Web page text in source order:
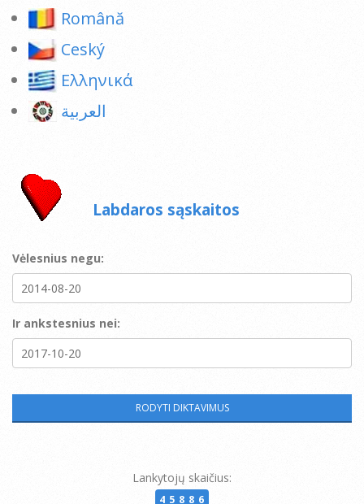
Română
Ceský
Ελληνικά
العربية
Labdaros sąskaitos
Vėlesnius negu:
Ir ankstesnius nei:
Lankytojų skaičius:
45886